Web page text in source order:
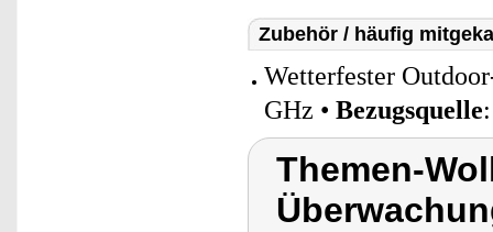
Zubehör / häufig
Wetterfester
GHz • Bezugsquelle
Themen-